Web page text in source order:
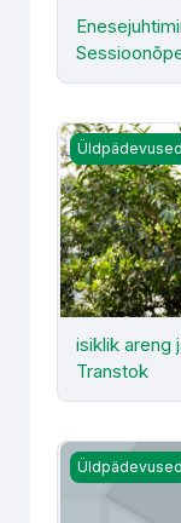
isiklik areng
Üldpädevused
isiklik areng
Transtok
Üldpädevused